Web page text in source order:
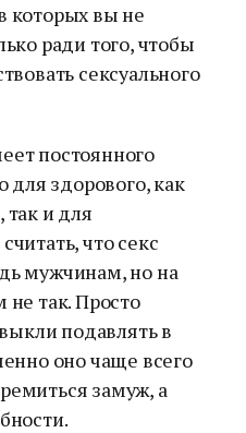
которых вы не
ради того, чтобы
сексуального
постоянного
для здорового, как
так и для
что секс
мужчинам, но на
не так. Просто
подавлять в
оно чаще всего
замуж, а